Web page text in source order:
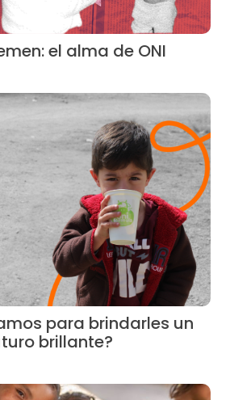
el alma de ONI
para brindarles un
brillante?